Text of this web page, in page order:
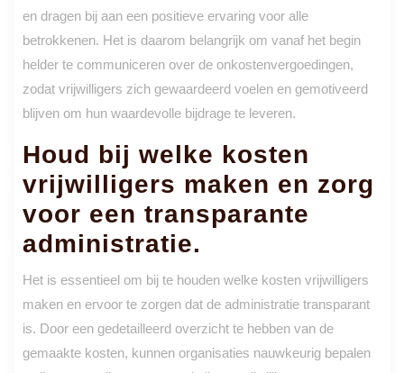
en dragen bij aan een positieve ervaring voor alle
betrokkenen. Het is daarom belangrijk om vanaf het begin
helder te communiceren over de onkostenvergoedingen,
zodat vrijwilligers zich gewaardeerd voelen en gemotiveerd
blijven om hun waardevolle bijdrage te leveren.
Houd bij welke kosten
vrijwilligers maken en zorg
voor een transparante
administratie.
Het is essentieel om bij te houden welke kosten vrijwilligers
maken en ervoor te zorgen dat de administratie transparant
is. Door een gedetailleerd overzicht te hebben van de
gemaakte kosten, kunnen organisaties nauwkeurig bepalen